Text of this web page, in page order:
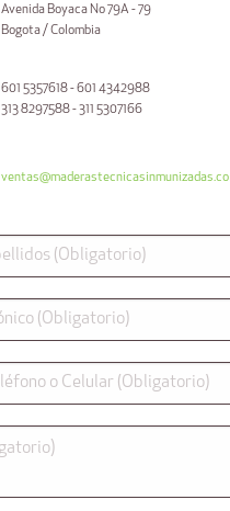
Avenida Boyaca No 79A - 79
Bogota / Colombia
601 5357618 - 601 4342988
313 8297588 - 311 5307166
ventas@maderastecnicasinmunizadas.co